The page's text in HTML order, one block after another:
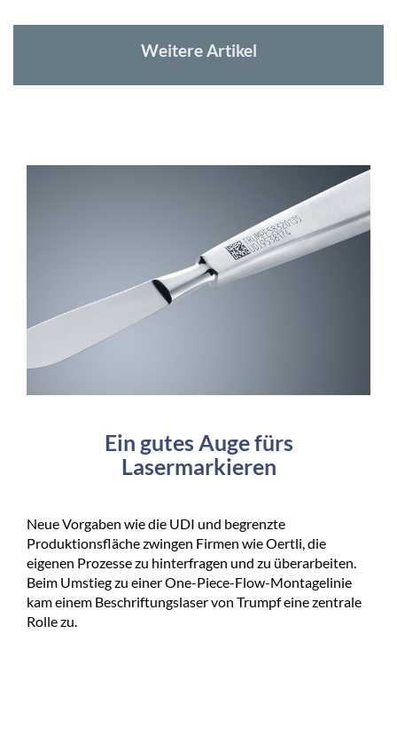
Weitere Artikel
Ein gutes Auge fürs
Lasermarkieren
Neue Vorgaben wie die UDI und begrenzte
Produktionsfläche zwingen Firmen wie Oertli, die
eigenen Prozesse zu hinterfragen und zu überarbeiten.
Beim Umstieg zu einer One-Piece-Flow-Montagelinie
kam einem Beschriftungslaser von Trumpf eine zentrale
Rolle zu.